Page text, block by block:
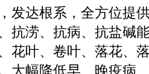
发达根系，全方位提
抗涝、抗病、抗盐碱
花叶、卷叶、落花、
大幅降低早、晚疫病